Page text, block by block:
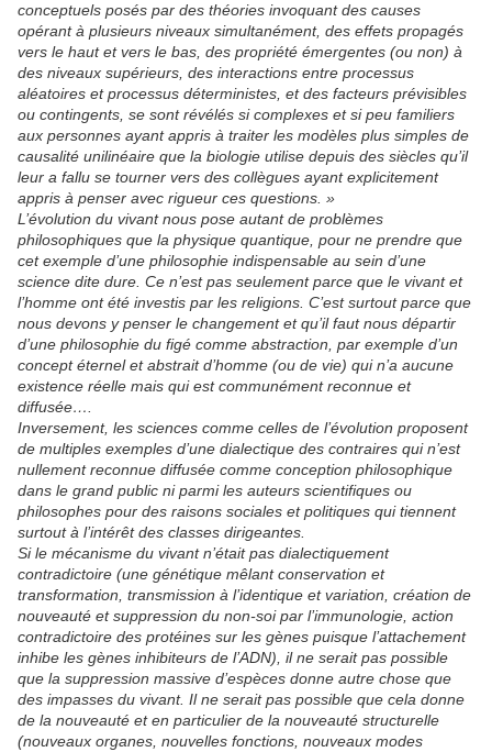
conceptuels posés par des théories invoquant des causes
opérant à plusieurs niveaux simultanément, des effets propagés
vers le haut et vers le bas, des propriété émergentes (ou non) à
des niveaux supérieurs, des interactions entre processus
aléatoires et processus déterministes, et des facteurs prévisibles
ou contingents, se sont révélés si complexes et si peu familiers
aux personnes ayant appris à traiter les modèles plus simples de
causalité unilinéaire que la biologie utilise depuis des siècles qu’il
leur a fallu se tourner vers des collègues ayant explicitement
appris à penser avec rigueur ces questions. »
L’évolution du vivant nous pose autant de problèmes
philosophiques que la physique quantique, pour ne prendre que
cet exemple d’une philosophie indispensable au sein d’une
science dite dure. Ce n’est pas seulement parce que le vivant et
l’homme ont été investis par les religions. C’est surtout parce que
nous devons y penser le changement et qu’il faut nous départir
d’une philosophie du figé comme abstraction, par exemple d’un
concept éternel et abstrait d’homme (ou de vie) qui n’a aucune
existence réelle mais qui est communément reconnue et
diffusée….
Inversement, les sciences comme celles de l’évolution proposent
de multiples exemples d’une dialectique des contraires qui n’est
nullement reconnue diffusée comme conception philosophique
dans le grand public ni parmi les auteurs scientifiques ou
philosophes pour des raisons sociales et politiques qui tiennent
surtout à l’intérêt des classes dirigeantes.
Si le mécanisme du vivant n’était pas dialectiquement
contradictoire (une génétique mêlant conservation et
transformation, transmission à l’identique et variation, création de
nouveauté et suppression du non-soi par l’immunologie, action
contradictoire des protéines sur les gènes puisque l’attachement
inhibe les gènes inhibiteurs de l’ADN), il ne serait pas possible
que la suppression massive d’espèces donne autre chose que
des impasses du vivant. Il ne serait pas possible que cela donne
de la nouveauté et en particulier de la nouveauté structurelle
(nouveaux organes, nouvelles fonctions, nouveaux modes